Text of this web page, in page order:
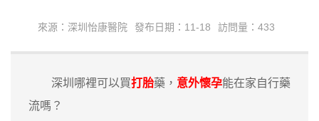
來源：深圳怡康醫院 發布日期：11-18 訪問量：433
深圳哪裡可以買打胎藥， 意外懷孕能在家自行藥
流嗎？